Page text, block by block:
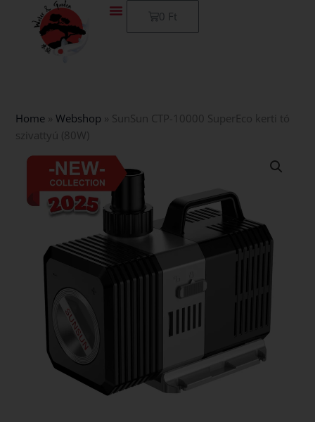
0 Ft
Kosár
Home »Webshop
SunSun CTP-10000 SuperEco kerti tó
szivattyú (80W)
SuperEco
szivattyú
mennyiség